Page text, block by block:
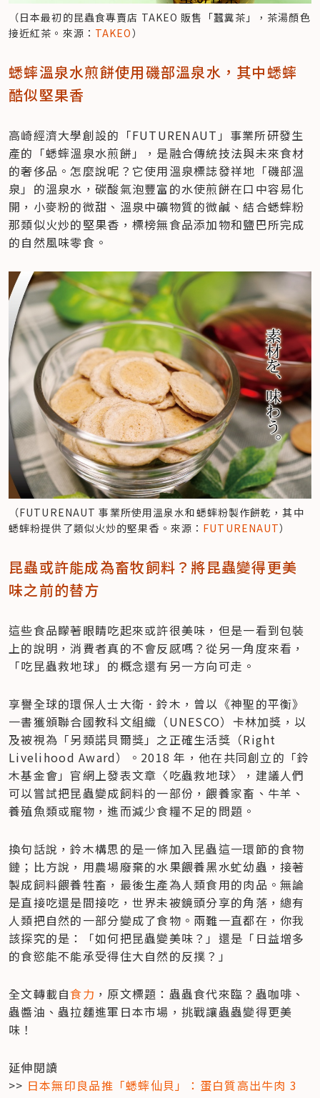
（日本最初的昆蟲食專賣店 TAKEO 販售「蠶糞茶」，茶湯顏色
接近紅茶。來源： TAKEO）
蟋蟀溫泉水煎餅使用磯部溫泉水，其中蟋蟀
酷似堅果香
高崎經濟大學創設的「FUTURENAUT」事業所研發生
產的「蟋蟀溫泉水煎餅」，是融合傳統技法與未來食材
的奢侈品。怎麼說呢？它使用溫泉標誌發祥地「磯部溫
泉」的溫泉水，碳酸氣泡豐富的水使煎餅在口中容易化
開，小麥粉的微甜、溫泉中礦物質的微鹹、結合蟋蟀粉
那類似火炒的堅果香，標榜無食品添加物和鹽巴所完成
的自然風味零食。
（FUTURENAUT 事業所使用溫泉水和蟋蟀粉製作餅乾，其中
蟋蟀粉提供了類似火炒的堅果香。來源： FUTURENAUT）
昆蟲或許能成為畜牧飼料？將昆蟲變得更美
味之前的替方
這些食品矇著眼睛吃起來或許很美味，但是一看到包裝
上的說明，消費者真的不會反感嗎？從另一角度來看，
「吃昆蟲救地球」的概念還有另一方向可走。
享譽全球的環保人士大衛．鈴木，曾以《神聖的平衡》
一書獲頒聯合國教科文組織（UNESCO）卡林加獎，以
及被視為「另類諾貝爾獎」之正確生活獎（Right
Livelihood Award）。2018 年，他在共同創立的「鈴
木基金會」官網上發表文章〈吃蟲救地球〉，建議人們
可以嘗試把昆蟲變成飼料的一部份，餵養家畜、牛羊、
養殖魚類或寵物，進而減少食糧不足的問題。
換句話說，鈴木構思的是一條加入昆蟲這一環節的食物
鏈；比方說，用農場廢棄的水果餵養黑水虻幼蟲，接著
製成飼料餵養牲畜，最後生產為人類食用的肉品。無論
是直接吃還是間接吃，世界未被鏡頭分享的角落，總有
人類把自然的一部分變成了食物。兩難一直都在，你我
該探究的是：「如何把昆蟲變美味？」還是「日益增多
的食慾能不能承受得住大自然的反撲？」
全文轉載自食力 ，原文標題：蟲蟲食代來臨？蟲咖啡、
蟲醬油、蟲拉麵進軍日本市場，挑戰讓蟲蟲變得更美
味！
延伸閱讀
>> 日本無印良品推「蟋蟀仙貝」：蛋白質高出牛肉 3